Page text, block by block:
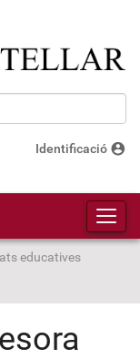
Identificació account_circle
educatives